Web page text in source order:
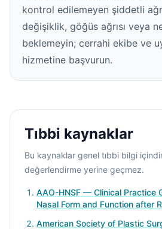
kontrol edilemeyen şiddetli
değişiklik, göğüs ağrısı veya
beklemeyin; cerrahi ekibe ve
hizmetine başvurun.
Tıbbi kaynaklar
Bu kaynaklar genel tıbbi bilgi
değerlendirme yerine geçmez.
AAO-HNSF — Clinical Practice
Nasal Form and Function after
American Society of Plastic